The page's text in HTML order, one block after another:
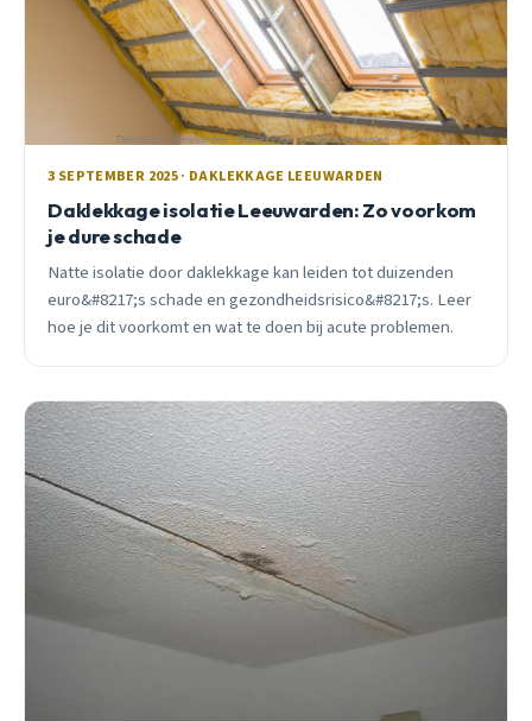
3 SEPTEMBER 2025 · DAKLEKKAGE LEEUWARDEN
Daklekkage isolatie Leeuwarden: Zo voorkom
je dure schade
Natte isolatie door daklekkage kan leiden tot duizenden
euro&#8217;s schade en gezondheidsrisico&#8217;s. Leer
hoe je dit voorkomt en wat te doen bij acute problemen.